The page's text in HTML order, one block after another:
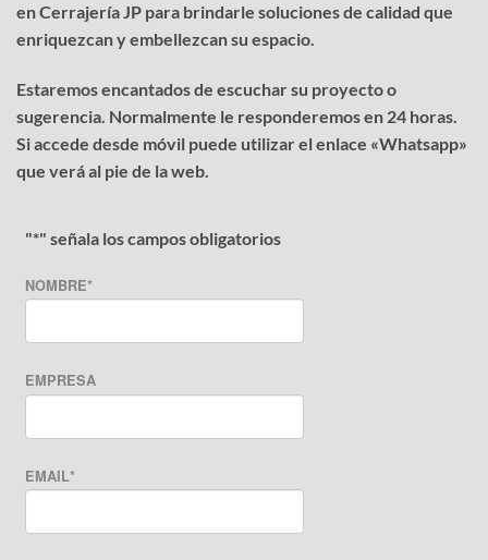
en Cerrajería JP para brindarle soluciones de calidad que
enriquezcan y embellezcan su espacio.
Estaremos encantados de escuchar su proyecto o
sugerencia. Normalmente le responderemos en 24 horas.
Si accede desde móvil puede utilizar el enlace «Whatsapp»
que verá al pie de la web.
"*" señala los campos obligatorios
NOMBRE*
EMPRESA
EMAIL*